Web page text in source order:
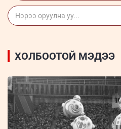
ХОЛБООТОЙ МЭДЭЭ